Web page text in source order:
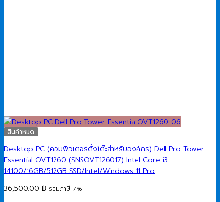
สินค้าหมด
Desktop PC (คอมพิวเตอร์ตั้งโต๊ะสำหรับองค์กร) Dell Pro Tower
Essential QVT1260 (SNSQVT126017) Intel Core i3-
14100/16GB/512GB SSD/Intel/Windows 11 Pro
36,500.00 ฿ รวมภาษี 7%